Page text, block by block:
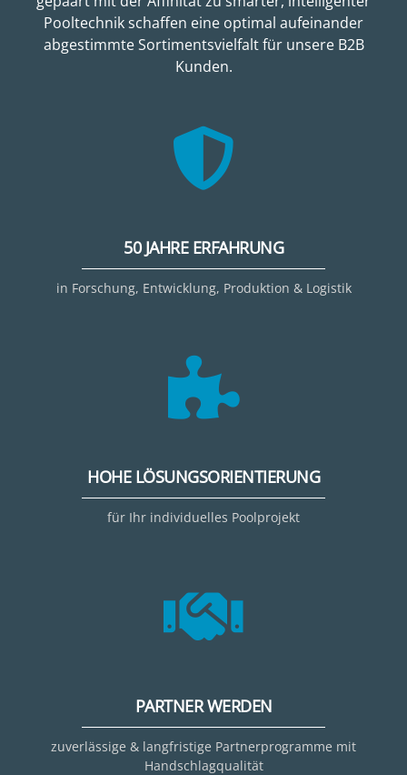
Pooltechnik schaffen eine optimal aufeinander
abgestimmte Sortimentsvielfalt für unsere B2B
Kunden.
50 JAHRE ERFAHRUNG
in Forschung, Entwicklung, Produktion & Logistik
HOHE LÖSUNGSORIENTIERUNG
für Ihr individuelles Poolprojekt
PARTNER WERDEN
zuverlässige & langfristige Partnerprogramme mit
Handschlagqualität